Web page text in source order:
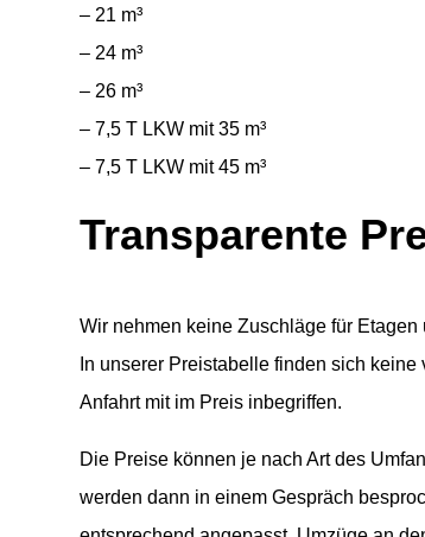
– 21 m³
– 24 m³
– 26 m³
– 7,5 T LKW mit 35 m³
– 7,5 T LKW mit 45 m³
Transparente
Wir nehmen keine Zuschläge für Etagen
In unserer Preistabelle finden sich
Anfahrt mit im Preis inbegriffen.
Die Preise können je nach Art des
werden dann in einem Gespräch